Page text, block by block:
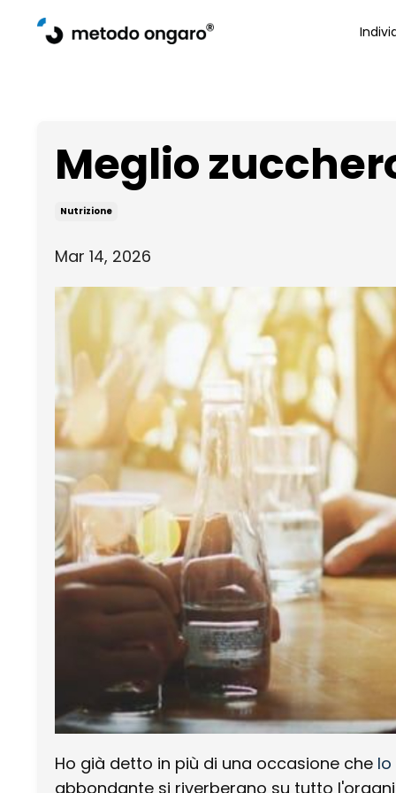
Meglio
Nutrizione
Mar 14, 2026
Ho già detto in più di una occasione che
abbondante si riverberano su tutto